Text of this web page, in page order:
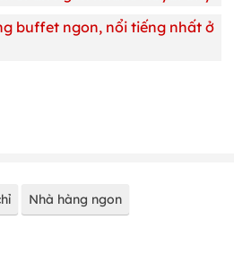
buffet ngon, nổi tiếng nhất ở
Nhà hàng ngon